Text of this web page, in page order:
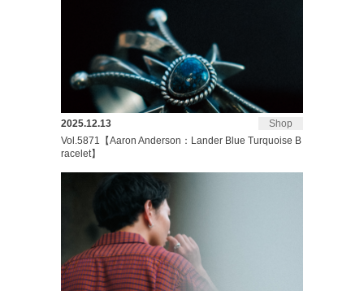
Shop
2025.12.13
Vol.5871【Aaron Anderson：Lander Blue Turquoise B
racelet】